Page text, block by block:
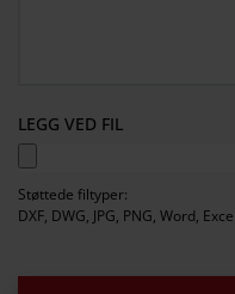
LEGG VED FIL
Støttede filtyper:
DXF, DWG, JPG, PNG, Word,